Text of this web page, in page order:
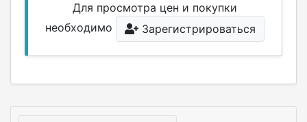
Для просмотра цен и покупки
необходимо
Зарегистрироваться